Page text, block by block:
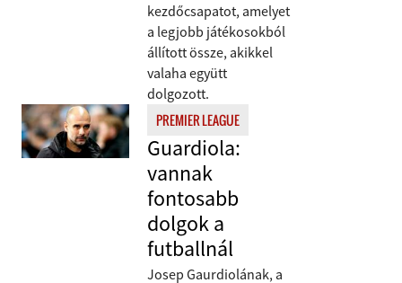
kezdőcsapatot, amelyet
a legjobb játékosokból
állított össze, akikkel
valaha együtt
dolgozott.
PREMIER LEAGUE
Guardiola:
vannak
fontosabb
dolgok a
futballnál
Josep Gaurdiolának, a